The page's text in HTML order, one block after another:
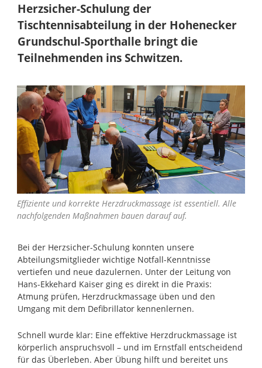
Herzsicher-Schulung der
Tischtennisabteilung in der Hohenecker
Grundschul-Sporthalle bringt die
Teilnehmenden ins Schwitzen.
Effiziente und korrekte Herzdruckmassage ist essentiell. Alle
nachfolgenden Maßnahmen bauen darauf auf.
Bei der Herzsicher-Schulung konnten unsere
Abteilungsmitglieder wichtige Notfall-Kenntnisse
vertiefen und neue dazulernen. Unter der Leitung von
Hans-Ekkehard Kaiser ging es direkt in die Praxis:
Atmung prüfen, Herzdruckmassage üben und den
Umgang mit dem Defibrillator kennenlernen.
Schnell wurde klar: Eine effektive Herzdruckmassage ist
körperlich anspruchsvoll – und im Ernstfall entscheidend
für das Überleben. Aber Übung hilft und bereitet uns